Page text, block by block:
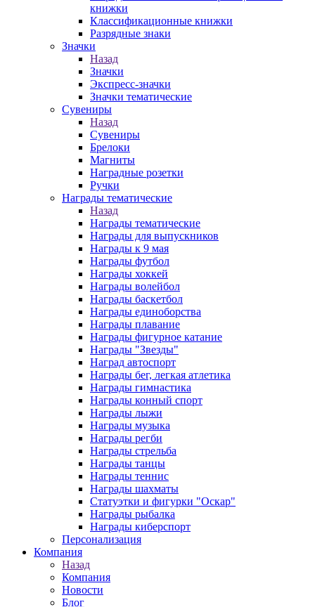
книжки
Классификационные книжки
Разрядные знаки
Значки
Назад
Значки
Экспресс-значки
Значки тематические
Сувениры
Назад
Сувениры
Брелоки
Магниты
Наградные розетки
Ручки
Награды тематические
Назад
Награды тематические
Награды для выпускников
Награды к 9 мая
Награды футбол
Награды хоккей
Награды волейбол
Награды баскетбол
Награды единоборства
Награды плавание
Награды фигурное катание
Награды "Звезды"
Наград автоспорт
Награды бег, легкая атлетика
Награды гимнастика
Награды конный спорт
Награды лыжи
Награды музыка
Награды регби
Награды стрельба
Награды танцы
Награды теннис
Награды шахматы
Статуэтки и фигурки "Оскар"
Награды рыбалка
Награды киберспорт
Персонализация
Компания
Назад
Компания
Новости
Блог